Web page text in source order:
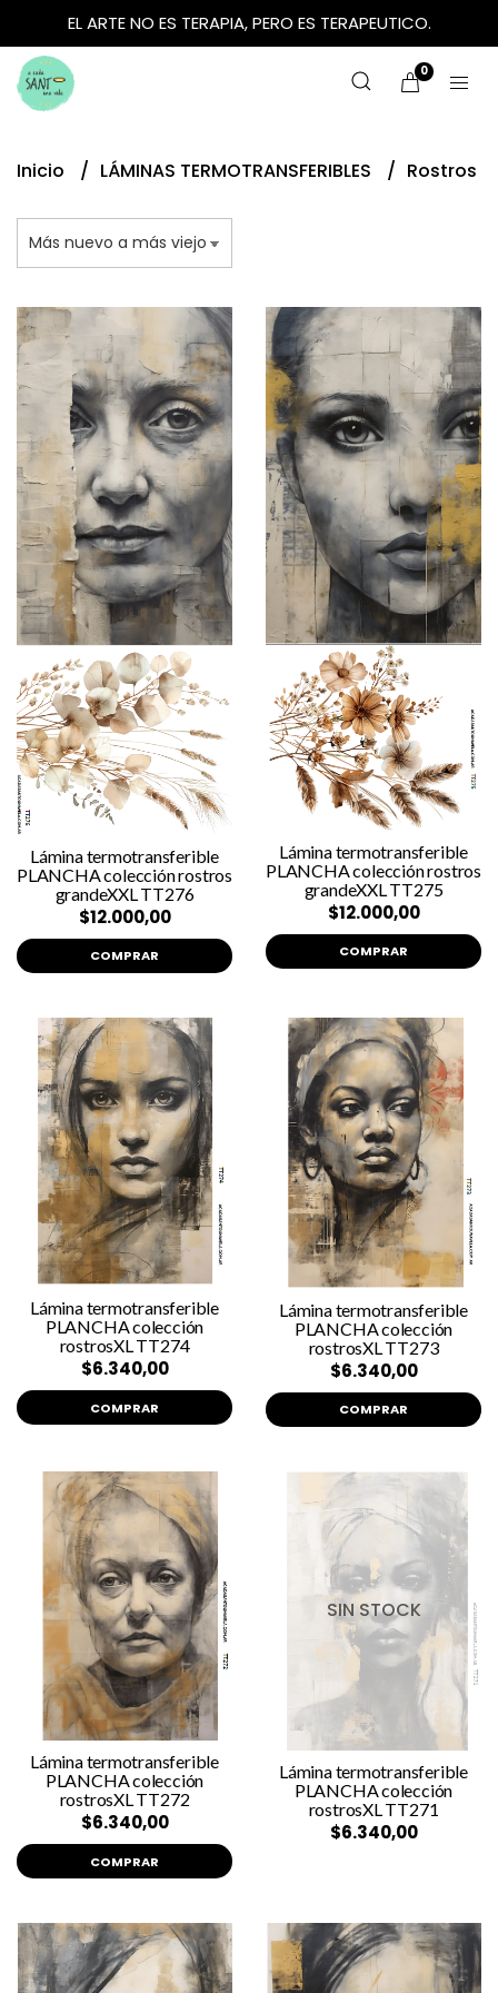
EL ARTE NO ES TERAPIA, PERO ES TERAPEUTICO.
0
Inicio LÁMINAS TERMOTRANSFERIBLES Rostros
Lámina termotransferible
PLANCHA colección rostros
grandeXXL TT276
$12.000,00
COMPRAR
Lámina termotransferible
PLANCHA colección rostros
grandeXXL TT275
$12.000,00
COMPRAR
Lámina termotransferible
PLANCHA colección
rostrosXL TT274
$6.340,00
COMPRAR
Lámina termotransferible
PLANCHA colección
rostrosXL TT273
$6.340,00
COMPRAR
Lámina termotransferible
PLANCHA colección
rostrosXL TT272
$6.340,00
COMPRAR
SIN STOCK
Lámina termotransferible
PLANCHA colección
rostrosXL TT271
$6.340,00